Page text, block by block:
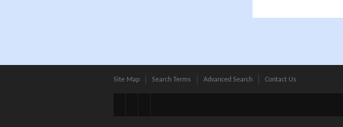
Site Map Search Terms Advanced Search Contact Us